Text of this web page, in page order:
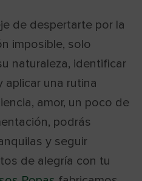
de despertarte por la
imposible, solo
naturaleza, identificar
aplicar una rutina
amor, un poco de
podrás
y seguir
de alegría con tu